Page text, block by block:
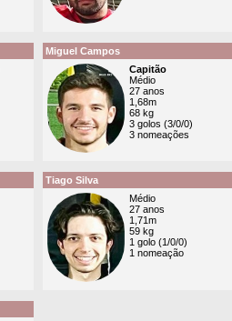
Miguel Campos
Capitão
Médio
27 anos
1,68m
68 kg
3 golos (3/0/0)
3 nomeações
Tiago Silva
Médio
27 anos
1,71m
59 kg
1 golo (1/0/0)
1 nomeação